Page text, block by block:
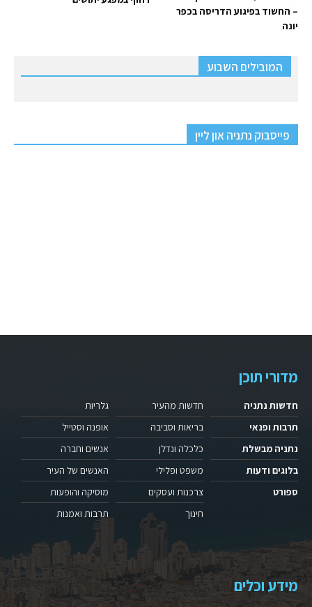
– החשוד בפיגוע הדריסה בכפר
יונה
המובילים השבוע
פייסבוק נתניה און ליין
מדורי תוכן
חדשות נתניה
תרבות ופנאי
נתניה מבשלת
בלוגים ודעות
ספורט
חדשות מהעיר
בריאות וסביבה
כלכלה ונדלן
משפט ופלילי
צרכנות ועסקים
חינוך
גלריות
אופנה וסטייל
אנשים וחברה
האנשים של העיר
מוסיקה והופעות
תרבות ואמנות
מידע וכלים